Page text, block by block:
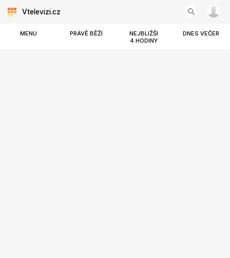
Vtelevizi.cz
MENU PRÁVĚ BĚŽÍ
NEJBLIŽŠÍ
4 HODINY
DNES VEČER